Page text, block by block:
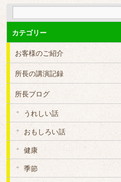
カテゴリー
お客様のご紹介
所長の講演記録
所長ブログ
うれしい話
おもしろい話
健康
季節